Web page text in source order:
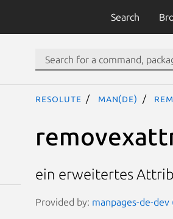
Search
resolute man(de)
ein erweitertes
Provided by: manpages-de-dev